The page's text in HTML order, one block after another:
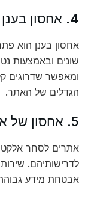
4. אחסון בענן
אחסון בענן הוא
שונים ובאמצעות
ומאפשר שדרוגים
הגדלים של האתר.
5. אחסון של אתרי eCommerce
אתרים לסחר
לדרישותיהם.
אבטחת מידע